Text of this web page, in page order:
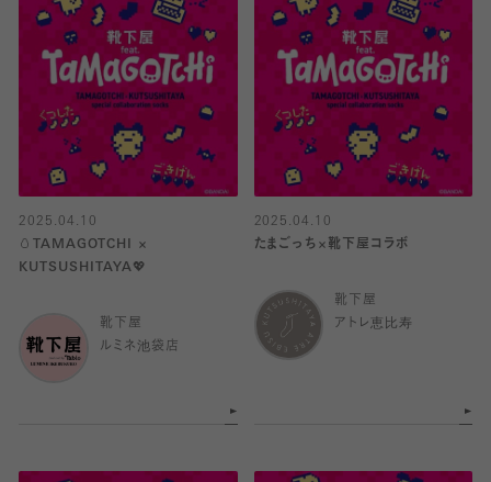
2025.04.10
🥚TAMAGOTCHI ×
KUTSUSHITAYA💖
靴下屋
ルミネ池袋店
2025.04.10
たまごっち×靴下屋コラボ
靴下屋
アトレ恵比寿